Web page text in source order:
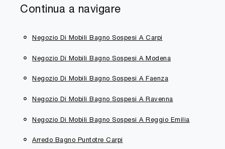
Continua a navigare
Negozio Di Mobili Bagno Sospesi A Carpi
Negozio Di Mobili Bagno Sospesi A Modena
Negozio Di Mobili Bagno Sospesi A Faenza
Negozio Di Mobili Bagno Sospesi A Ravenna
Negozio Di Mobili Bagno Sospesi A Reggio Emilia
Arredo Bagno Puntotre Carpi